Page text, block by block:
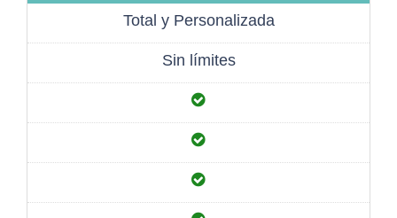
Total y Personalizada
Sin límites